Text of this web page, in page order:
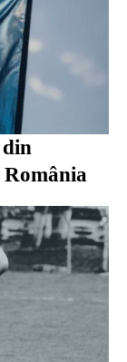
România